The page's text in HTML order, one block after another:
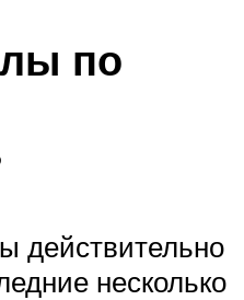
по
действительно
несколько